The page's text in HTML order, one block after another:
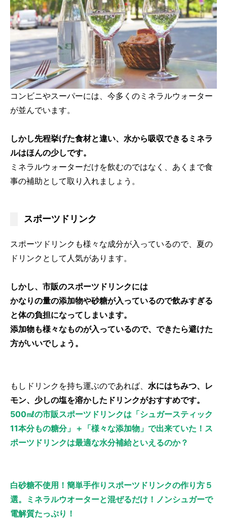
コンビニやスーパーには、今多くのミネラルウォーター
が並んでいます。
しかし先程挙げた食材と違い、水から吸収できるミネラ
ルはほんの少しです。
ミネラルウォーターだけを飲むのではなく、あくまで食
事の補助として取り入れましょう。
スポーツドリンク
スポーツドリンクも様々な成分が入っているので、夏の
ドリンクとして人気があります。
しかし、市販のスポーツドリンクには
かなりの量の添加物や砂糖が入っているので飲みすぎる
と体の負担になってしまいます。
添加物も様々なものが入っているので、できたら避けた
方がいいでしょう。
もしドリンクを持ち運ぶのであれば、 水にはちみつ、レ
モン、少しの塩を溶かしたドリンクがおすすめです。
500㎖の市販スポーツドリンクは「シュガースティック
11本分もの糖分」＋「様々な添加物」で出来ていた！ス
ポーツドリンクは最適な水分補給といえるのか？
白砂糖不使用！簡単手作りスポーツドリンクの作り方５
選。ミネラルウオーターと混ぜるだけ！ノンシュガーで
電解質たっぷり！